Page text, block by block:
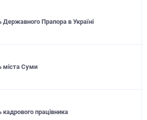
Державного Прапора в Україні
міста Суми
кадрового працівника